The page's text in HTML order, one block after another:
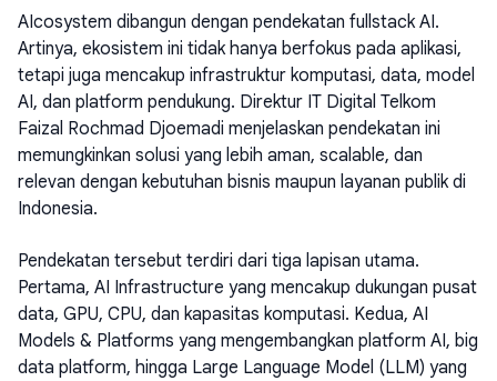
AIcosystem dibangun dengan pendekatan fullstack AI.
Artinya, ekosistem ini tidak hanya berfokus pada aplikasi,
tetapi juga mencakup infrastruktur komputasi, data, model
AI, dan platform pendukung. Direktur IT Digital Telkom
Faizal Rochmad Djoemadi menjelaskan pendekatan ini
memungkinkan solusi yang lebih aman, scalable, dan
relevan dengan kebutuhan bisnis maupun layanan publik di
Indonesia.
Pendekatan tersebut terdiri dari tiga lapisan utama.
Pertama, AI Infrastructure yang mencakup dukungan pusat
data, GPU, CPU, dan kapasitas komputasi. Kedua, AI
Models & Platforms yang mengembangkan platform AI, big
data platform, hingga Large Language Model (LLM) yang